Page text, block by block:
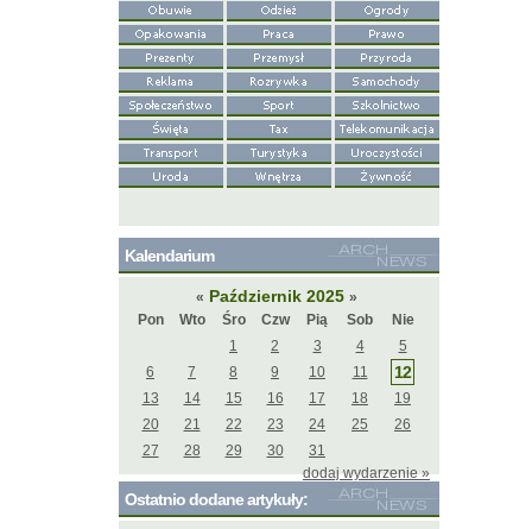
Kalendarium
« Październik 2025 »
Pon
Wto Śro Czw Pią Sob
Nie
1
2 3 4
5
6
7 8 9 10 11 12
13 14 15 16 17 18
19
20
21 22 23 24 25
26
27
28 29 30
31
dodaj wydarzenie »
Ostatnio dodane artykuły: